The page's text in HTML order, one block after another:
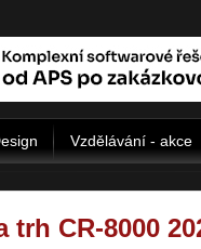
Vzdělávání - akce
trh CR-8000